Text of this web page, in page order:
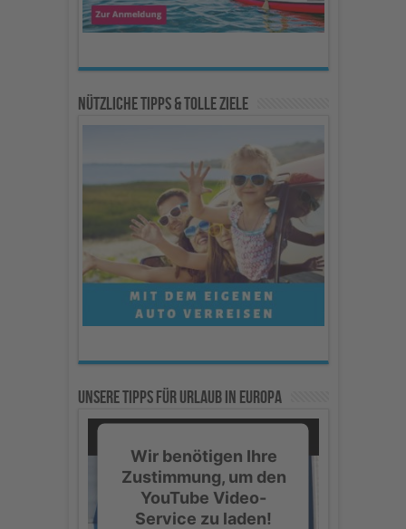
Nützliche Tipps & Tolle Ziele
Unsere Tipps für Urlaub in Europa
Wir benötigen Ihre
Zustimmung, um den
YouTube Video-
Service zu laden!